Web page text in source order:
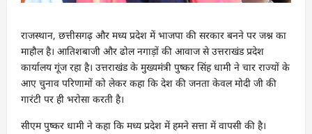
राजस्थान, छत्तीसगढ़ और मध्य प्रदेश में भाजपा की सरकार बनने पर जश्न का
माहौल है। आतिशबाजी और ढोल नगाड़ों की आवाज से उत्तराखंड प्रदेश
कार्यालय गूंज रहा है। उत्तराखंड के मुख्यमंत्री पुष्कर सिंह धामी ने चार राज्यों के
आए चुनाव परिणामों को लेकर कहा कि देश की जनता केवल मोदी जी की
गारंटी पर ही भरोसा करती है।
सीएम पुष्कर धामी ने कहा कि मध्य प्रदेश में हमने सत्ता में वापसी की है।